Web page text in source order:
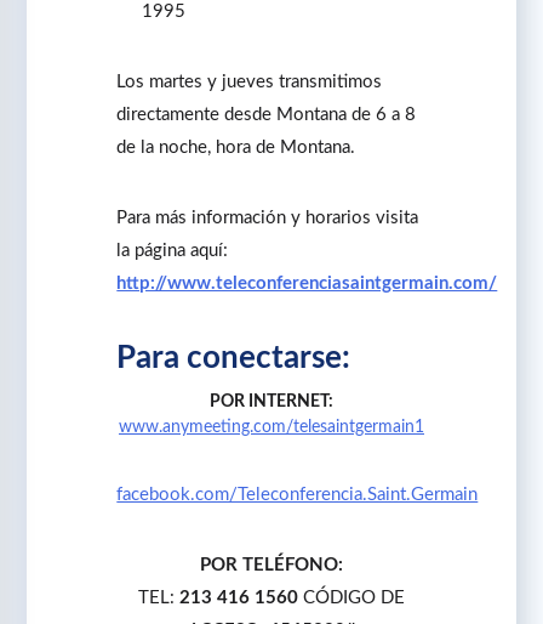
1995
Los martes y jueves transmitimos
directamente desde Montana de 6 a 8
de la noche, hora de Montana.
Para más información y horarios visita
la página aquí:
http://www.teleconferenciasaintgermain.com/
Para conectarse:
POR INTERNET:
www.anymeeting.com/telesaintgermain1
facebook.com/Teleconferencia.Saint.Germain
POR TELÉFONO:
TEL: 213 416 1560 CÓDIGO DE